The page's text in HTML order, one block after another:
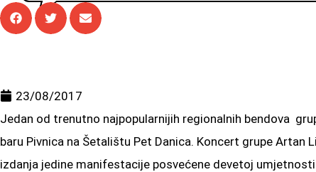
23/08/2017
Jedan od trenutno najpopularnijih regionalnih bendova
baru Pivnica na Šetalištu Pet Danica. Koncert grupe
izdanja jedine manifestacije posvećene devetoj umjetnosti